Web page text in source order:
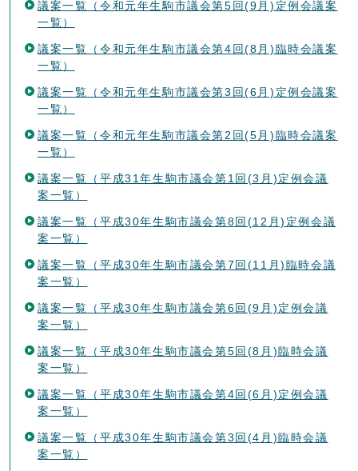
議案一覧（令和元年生駒市議会第5回(9月)定例会議案
一覧）
議案一覧（令和元年生駒市議会第4回(8月)臨時会議案
一覧）
議案一覧（令和元年生駒市議会第3回(6月)定例会議案
一覧）
議案一覧（令和元年生駒市議会第2回(5月)臨時会議案
一覧）
議案一覧（平成31年生駒市議会第1回(3月)定例会議
案一覧）
議案一覧（平成30年生駒市議会第8回(12月)定例会議
案一覧）
議案一覧（平成30年生駒市議会第7回(11月)臨時会議
案一覧）
議案一覧（平成30年生駒市議会第6回(9月)定例会議
案一覧）
議案一覧（平成30年生駒市議会第5回(8月)臨時会議
案一覧）
議案一覧（平成30年生駒市議会第4回(6月)定例会議
案一覧）
議案一覧（平成30年生駒市議会第3回(4月)臨時会議
案一覧）